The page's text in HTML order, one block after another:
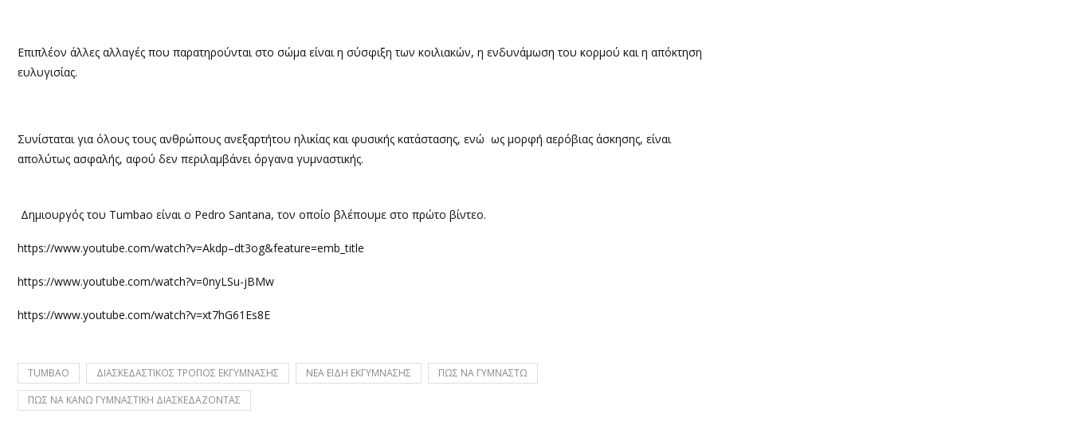
Επιπλέον άλλες αλλαγές που παρατηρούνται στο σώμα είναι η σύσφιξη των κοιλιακών, η ενδυνάμωση του κορμού και η απόκτηση
ευλυγισίας.
Συνίσταται για όλους τους ανθρώπους ανεξαρτήτου ηλικίας και φυσικής κατάστασης, ενώ ως μορφή αερόβιας άσκησης, είναι
απολύτως ασφαλής, αφού δεν περιλαμβάνει όργανα γυμναστικής.
Δημιουργός του Tumbao είναι ο Pedro Santana, τον οποίο βλέπουμε στο πρώτο βίντεο.
https://www.youtube.com/watch?v=Akdp–dt3og&feature=emb_title
https://www.youtube.com/watch?v=0nyLSu-jBMw
https://www.youtube.com/watch?v=xt7hG61Es8E
TUMBAO ΔΙΑΣΚΕΔΑΣΤΙΚΟΣ ΤΡΟΠΟΣ ΕΚΓΥΜΝΑΣΗΣ ΝΕΑ ΕΙΔΗ ΕΚΓΥΜΝΑΣΗΣ
ΠΩΣ ΝΑ ΓΥΜΝΑΣΤΩ
ΠΩΣ ΝΑ ΚΑΝΩ ΓΥΜΝΑΣΤΙΚΗ ΔΙΑΣΚΕΔΑΖΟΝΤΑΣ